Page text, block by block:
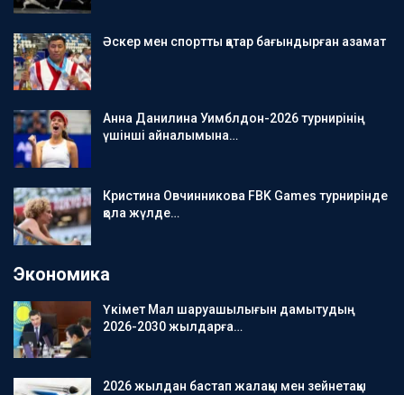
Әскер мен спортты қатар бағындырған азамат
Анна Данилина Уимблдон-2026 турнирінің
үшінші айналымына…
Кристина Овчинникова FBK Games турнирінде
қола жүлде…
Экономика
Үкімет Мал шаруашылығын дамытудың
2026-2030 жылдарға…
2026 жылдан бастап жалақы мен зейнетақы